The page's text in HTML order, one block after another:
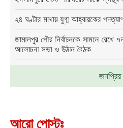
জনপ্রিয়
২৪ ঘণ্টার মাথায় যুগ্ম আহ্বায়কের
জামালপুর পৌর নির্বাচনকে সামনে রেখে
আলোচনা সভা ও উঠান বৈঠক
আরো পোস্টঃ